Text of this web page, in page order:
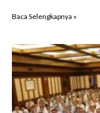
Baca Selengkapnya »